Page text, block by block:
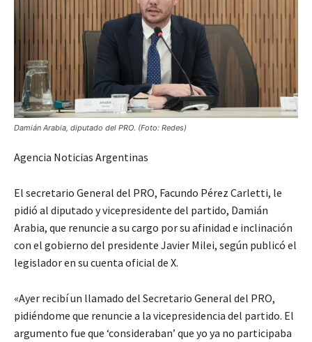
Damián Arabia, diputado del PRO. (Foto: Redes)
Agencia Noticias Argentinas
El secretario General del PRO, Facundo Pérez Carletti, le
pidió al diputado y vicepresidente del partido, Damián
Arabia, que renuncie a su cargo por su afinidad e inclinación
con el gobierno del presidente Javier Milei, según publicó el
legislador en su cuenta oficial de X.
«Ayer recibí un llamado del Secretario General del PRO,
pidiéndome que renuncie a la vicepresidencia del partido. El
argumento fue que ‘consideraban’ que yo ya no participaba